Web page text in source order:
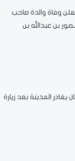
وفاة والدة صاحب
بن عبدالله بن
يغادر المدينة بعد زيارة